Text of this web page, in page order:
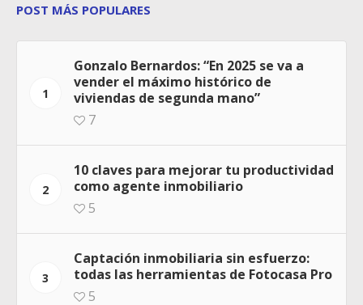
POST MÁS POPULARES
1
Gonzalo Bernardos: “En 2025 se va a
vender el máximo histórico de
viviendas de segunda mano”
7
2
10 claves para mejorar tu productividad
como agente inmobiliario
5
3
Captación inmobiliaria sin esfuerzo:
todas las herramientas de Fotocasa Pro
5